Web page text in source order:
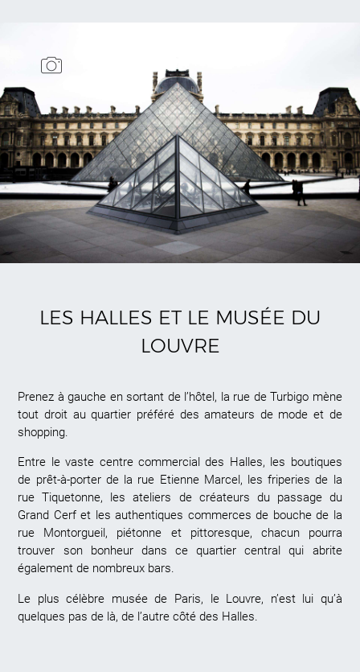
LES HALLES ET LE MUSÉE DU
LOUVRE
Prenez à gauche en sortant de l’hôtel, la rue de Turbigo mène
tout droit au quartier préféré des amateurs de mode et de
shopping.
Entre le vaste centre commercial des Halles, les boutiques
de prêt-à-porter de la rue Etienne Marcel, les friperies de la
rue Tiquetonne, les ateliers de créateurs du passage du
Grand Cerf et les authentiques commerces de bouche de la
rue Montorgueil, piétonne et pittoresque, chacun pourra
trouver son bonheur dans ce quartier central qui abrite
également de nombreux bars.
Le plus célèbre musée de Paris, le Louvre, n’est lui qu’à
quelques pas de là, de l’autre côté des Halles.